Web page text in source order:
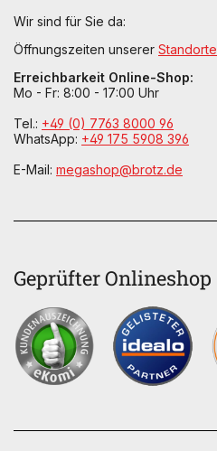
Wir sind für Sie da:
Öffnungszeiten unserer Standorte
Erreichbarkeit Online-Shop:
Mo - Fr: 8:00 - 17:00 Uhr
Tel.: +49 (0) 7763 8000 96
WhatsApp: +49 175 5908 396
E-Mail: megashop@brotz.de
Geprüfter Onlineshop